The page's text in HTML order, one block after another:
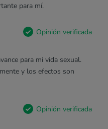
para mí.
Opinión verificada
para mi vida sexual.
y los efectos son
Opinión verificada